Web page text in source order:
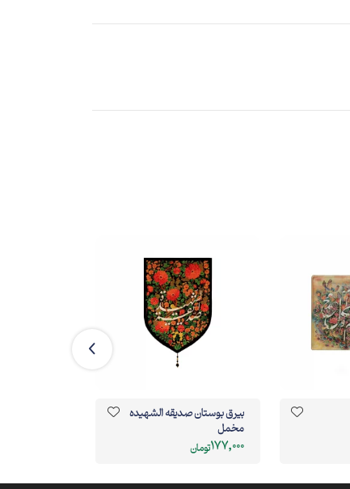
بیرق بوستان صدیقه الشهیده
مخمل
177,000تومان